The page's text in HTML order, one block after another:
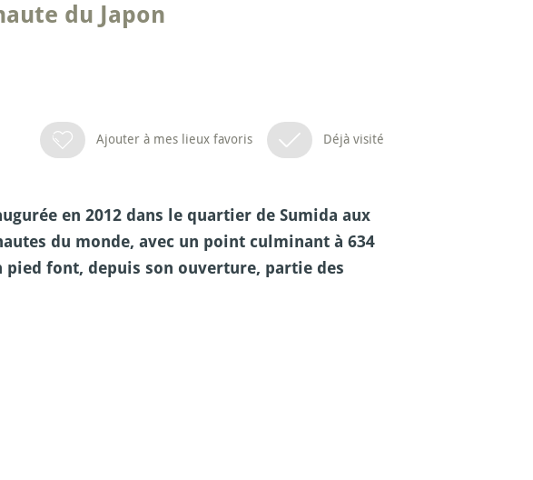
du Japon
Ajouter à mes lieux favoris
Déjà visité
en 2012 dans le quartier de Sumida aux
du monde, avec un point culminant à 634
pied font, depuis son ouverture, partie des